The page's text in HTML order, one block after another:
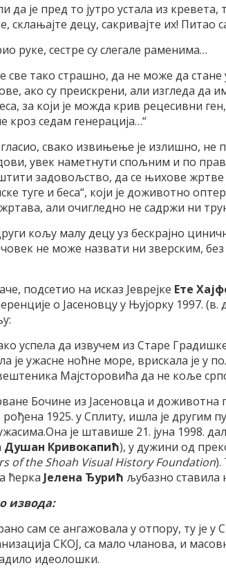
да је пред то јутро устала из
склањајте децу, сакривајте их! Питао
руке, сестре су слегале раменима…
све тако страшно, да не може да
ако су преискрени, али изгледа да
за који је можда крив рецесивни
кроз седам генерација…“
свако извињење је излишно, не
увек наметнути спољним и по
задовољство, да се њихове жртве
туге и беса“, који је доживотно
али очигледно не садржи ни
кољу малу децу уз бескрајно
не може назвати ни зверским,
подсетио на исказ Јеврејке Ете
о Јасеновцу у Њујорку 1997. (в.
успела да извучем из Старе
је ужасне ноћне море, врискала је у
Мајсторовића да не коље
Бочине из Јасеновца и доживотна
рођена 1925. у Сплиту, ишла је другим
је штавише 21. јуна 1998.
Душан Кривокапић), у дужини од
of the Shoah Visual History Foundation).
ћерка Јелена Ђурић љубазно ставила
извода:
сам се ангажовала у отпору, ту је
СКОЈ, са мало чланова, и
идеолошки.